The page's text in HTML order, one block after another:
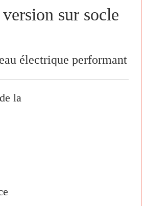
sur socle
électrique performant
la